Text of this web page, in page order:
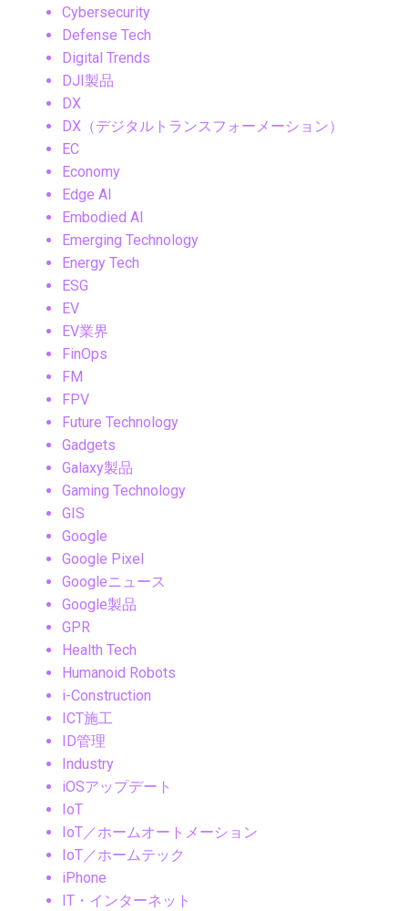
Cybersecurity
Defense Tech
Digital Trends
DJI製品
DX
DX（デジタルトランスフォーメーション）
EC
Economy
Edge AI
Embodied AI
Emerging Technology
Energy Tech
ESG
EV
EV業界
FinOps
FM
FPV
Future Technology
Gadgets
Galaxy製品
Gaming Technology
GIS
Google
Google Pixel
Googleニュース
Google製品
GPR
Health Tech
Humanoid Robots
i-Construction
ICT施工
ID管理
Industry
iOSアップデート
IoT
IoT／ホームオートメーション
IoT／ホームテック
iPhone
IT・インターネット